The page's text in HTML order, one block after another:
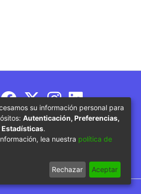
de Educación
su información personal para
Autenticación, Preferencias,
.
lea nuestra política de
Rechazar Aceptar